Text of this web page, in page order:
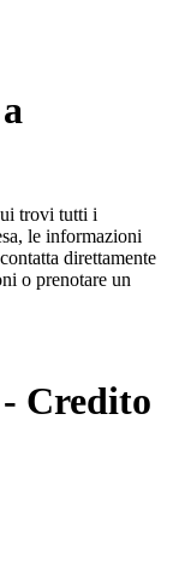
trovi tutti i
le informazioni
direttamente
o prenotare un
Credito